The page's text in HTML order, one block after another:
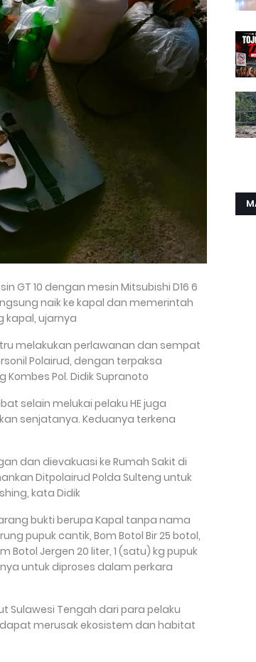
GT 10 dengan mesin Mitsubishi D16 6
naik ke kapal dan memerintah
kapal, ujarnya
melakukan perlawanan dan sempat
Polairud, dengan terpaksa
Pol. Didik Supranoto
selain melukai pelaku HE juga
senjatanya. Keduanya terkena
dan dievakuasi ke Rumah Sakit di
Ditpolairud Polda Sulteng untuk
kata Didik
bukti berupa Kapal tanpa nama
pupuk cantik, Bom Botol Bir 25 botol,
Botol Jergen 20 liter, 1 (satu) kg pupuk
untuk diproses dalam perkara
Sulawesi Tengah dari para pelaku
merusak ekosistem dan habitat